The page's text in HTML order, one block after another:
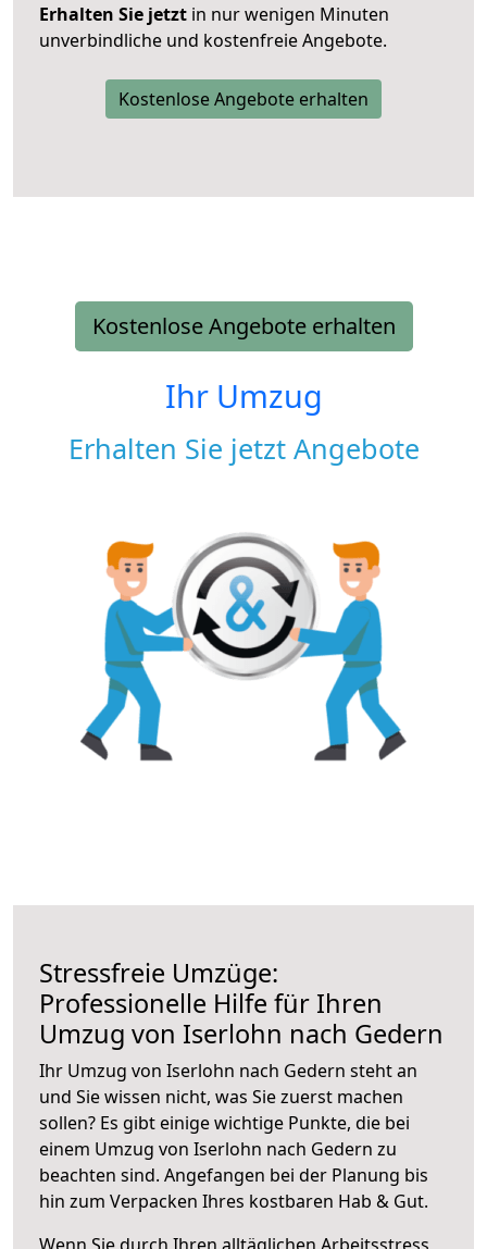
Erhalten Sie jetzt in nur wenigen Minuten
unverbindliche und kostenfreie Angebote.
Kostenlose Angebote erhalten
Kostenlose Angebote erhalten
Ihr Umzug
Erhalten Sie jetzt Angebote
Stressfreie Umzüge:
Professionelle Hilfe für Ihren
Umzug von Iserlohn nach Gedern
Ihr Umzug von Iserlohn nach Gedern steht an
und Sie wissen nicht, was Sie zuerst machen
sollen? Es gibt einige wichtige Punkte, die bei
einem Umzug von Iserlohn nach Gedern zu
beachten sind. Angefangen bei der Planung bis
hin zum Verpacken Ihres kostbaren Hab & Gut.